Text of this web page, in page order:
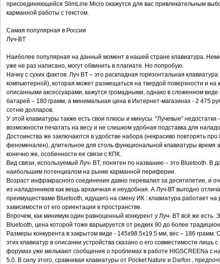
присоединяющейся SlimLine Micro окажутся для вас привлекательным
карманной работы с текстом.
Самая популярная в России
Луч-BT
Наиболее популярная на данный момент в нашей стране клавиатура.
уже не раз написано, могут обвинить в плагиате. Но попробую.
Начну с сухих фактов. Луч BT – это раскладная горизонтальная
компьютерной), которая может размещаться на твердой поверхности и
описанными аксессуарами, кажутся громадными, однако в сложенном
батарей – 180 грамм, а минимальная цена в Интернет-магазинах - 2 475
сотню долларов.
У этой клавиатуры также есть свои плюсы и минусы. "Лучевые" недостатки
возможности печатать на весу и не слишком удобная подставка для
Достоинства же заключаются в удобстве набора (некрасиво повторять про
феноменален), длительное для столь функциональной клавиатуры время
конечно же, особенности ее связи с КПК.
Вид связи, используемый Луч- BT, понятен по названию – это Bluetooth. В
наибольшим потенциалом на рынке карманной периферии.
Возраст инфракрасного соединения давно перевалил за десятилетие, и
из наладонников как вещь архаичная и неудобная. А Луч-ВТ выгодно
преимуществами Bluetooth, идущего на смену ИК : клавиатура работает на
зависимости от его ориентации в пространстве.
Впрочем, как минимум один равноценный конкурент у Луч- BT всё же есть.
Bluetooth, цена которой тоже варьируется от редких 90 до более
Размеры конкурента в закрытом виде - 145x98.5x19.5 мм, вес – 186 грамм.
этих клавиатур в описании устройства сказано о его совместимости лишь
форумах уже мелькают сообщения о проблемах в работе HIGSCREENа с
5.0. В силу этого, сравнивая клавиатуры от Pocket Nature и Darfon ,